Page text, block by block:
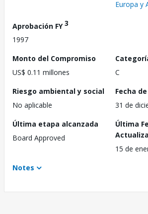
Europa y
Aprobación FY3
1997
Monto del Compromiso
US$ 0.11 millones
C
Riesgo ambiental y social
No aplicable
Fecha
31 de
Última etapa alcanzada
Board Approved
Última
15 de
Notes